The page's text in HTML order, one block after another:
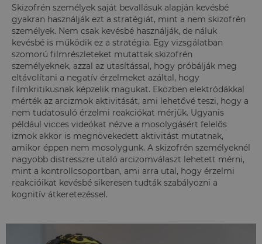
Skizofrén személyek saját bevallásuk alapján kevésbé
gyakran használják ezt a stratégiát, mint a nem skizofrén
személyek. Nem csak kevésbé használják, de náluk
kevésbé is működik ez a stratégia. Egy vizsgálatban
szomorú filmrészleteket mutattak skizofrén
személyeknek, azzal az utasítással, hogy próbálják meg
eltávolítani a negatív érzelmeket azáltal, hogy
filmkritikusnak képzelik magukat. Eközben elektródákkal
mérték az arcizmok aktivitását, ami lehetővé teszi, hogy a
nem tudatosuló érzelmi reakciókat mérjük. Ugyanis
például vicces videókat nézve a mosolygásért felelős
izmok akkor is megnövekedett aktivitást mutatnak,
amikor éppen nem mosolygunk. A skizofrén személyeknél
nagyobb distresszre utaló arcizomválaszt lehetett mérni,
mint a kontrollcsoportban, ami arra utal, hogy érzelmi
reakcióikat kevésbé sikeresen tudták szabályozni a
kognitív átkeretezéssel.